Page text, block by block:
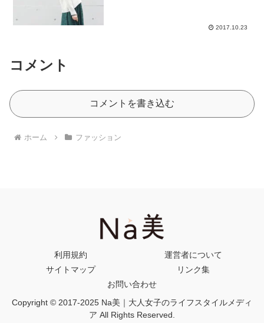
2017.10.23
コメント
コメントを書き込む
ホーム ファッション
利用規約
運営者について
サイトマップ
リンク集
お問い合わせ
Copyright © 2017-2025 Na美｜大人女子のライフスタイルメディ
ア All Rights Reserved.